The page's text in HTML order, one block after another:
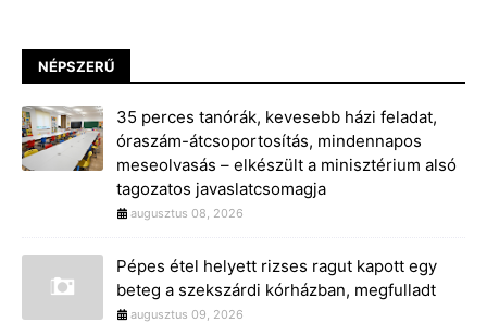
NÉPSZERŰ
35 perces tanórák, kevesebb házi feladat,
óraszám-átcsoportosítás, mindennapos
meseolvasás – elkészült a minisztérium alsó
tagozatos javaslatcsomagja
augusztus 08, 2026
Pépes étel helyett rizses ragut kapott egy
beteg a szekszárdi kórházban, megfulladt
augusztus 09, 2026